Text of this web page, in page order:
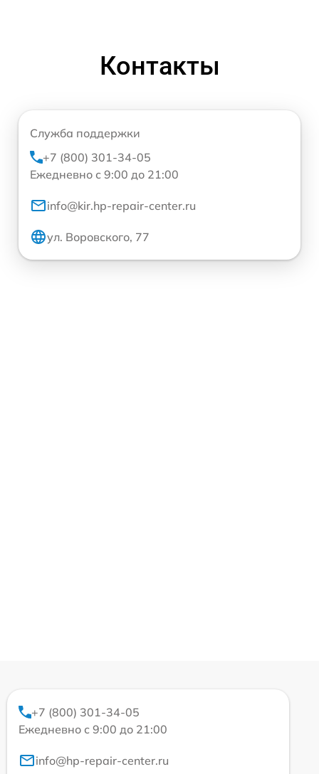
Контакты
Служба поддержки
+7 (800) 301-34-05
Ежедневно с 9:00 до 21:00
info@kir.hp-repair-center.ru
ул. Воровского, 77
+7 (800) 301-34-05
Ежедневно с 9:00 до 21:00
info@hp-repair-center.ru